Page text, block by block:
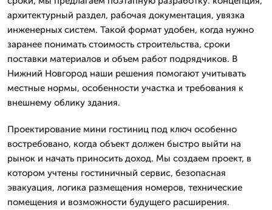
архитектурный раздел, рабочая документация, увязка
инженерных систем. Такой формат удобен, когда нужно
заранее понимать стоимость строительства, сроки
поставки материалов и объем работ подрядчиков. В
Нижний Новгород наши решения помогают учитывать
местные нормы, особенности участка и требования к
внешнему облику здания.
Проектирование мини гостиниц под ключ особенно
востребовано, когда объект должен быстро выйти на
рынок и начать приносить доход. Мы создаем проект, в
котором учтены гостиничный сервис, безопасная
эвакуация, логика размещения номеров, технические
помещения и возможности будущего расширения.